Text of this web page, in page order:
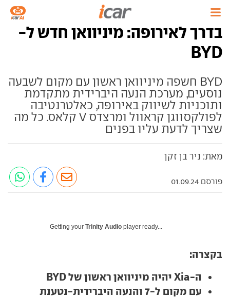
בדרך לאירופה: מיניוואן חדש ל-
BYD
BYD חשפה מיניוואן ראשון עם מקום לשבעה
נוסעים, מערכת הנעה היברידית מתקדמת
ותוכניות לשיווק באירופה, כאלטרנטיבה
לפולקסווגן קראוול ומרצדס V קלאס. כל מה
שצריך לדעת עליו בפנים
מאת: ניר בן זקן
פורסם 01.09.24
Getting your Trinity Audio player ready...
בקצרה:
ה-Xia יהיה מיניוואן ראשון של BYD
עם מקום ל-7 והנעה היברידית-נטענת